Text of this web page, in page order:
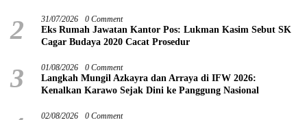
2 31/07/2026 0 Comment
Eks Rumah Jawatan Kantor Pos: Lukman Kasim Sebut SK
Cagar Budaya 2020 Cacat Prosedur
3 01/08/2026 0 Comment
Langkah Mungil Azkayra dan Arraya di IFW 2026:
Kenalkan Karawo Sejak Dini ke Panggung Nasional
02/08/2026 0 Comment